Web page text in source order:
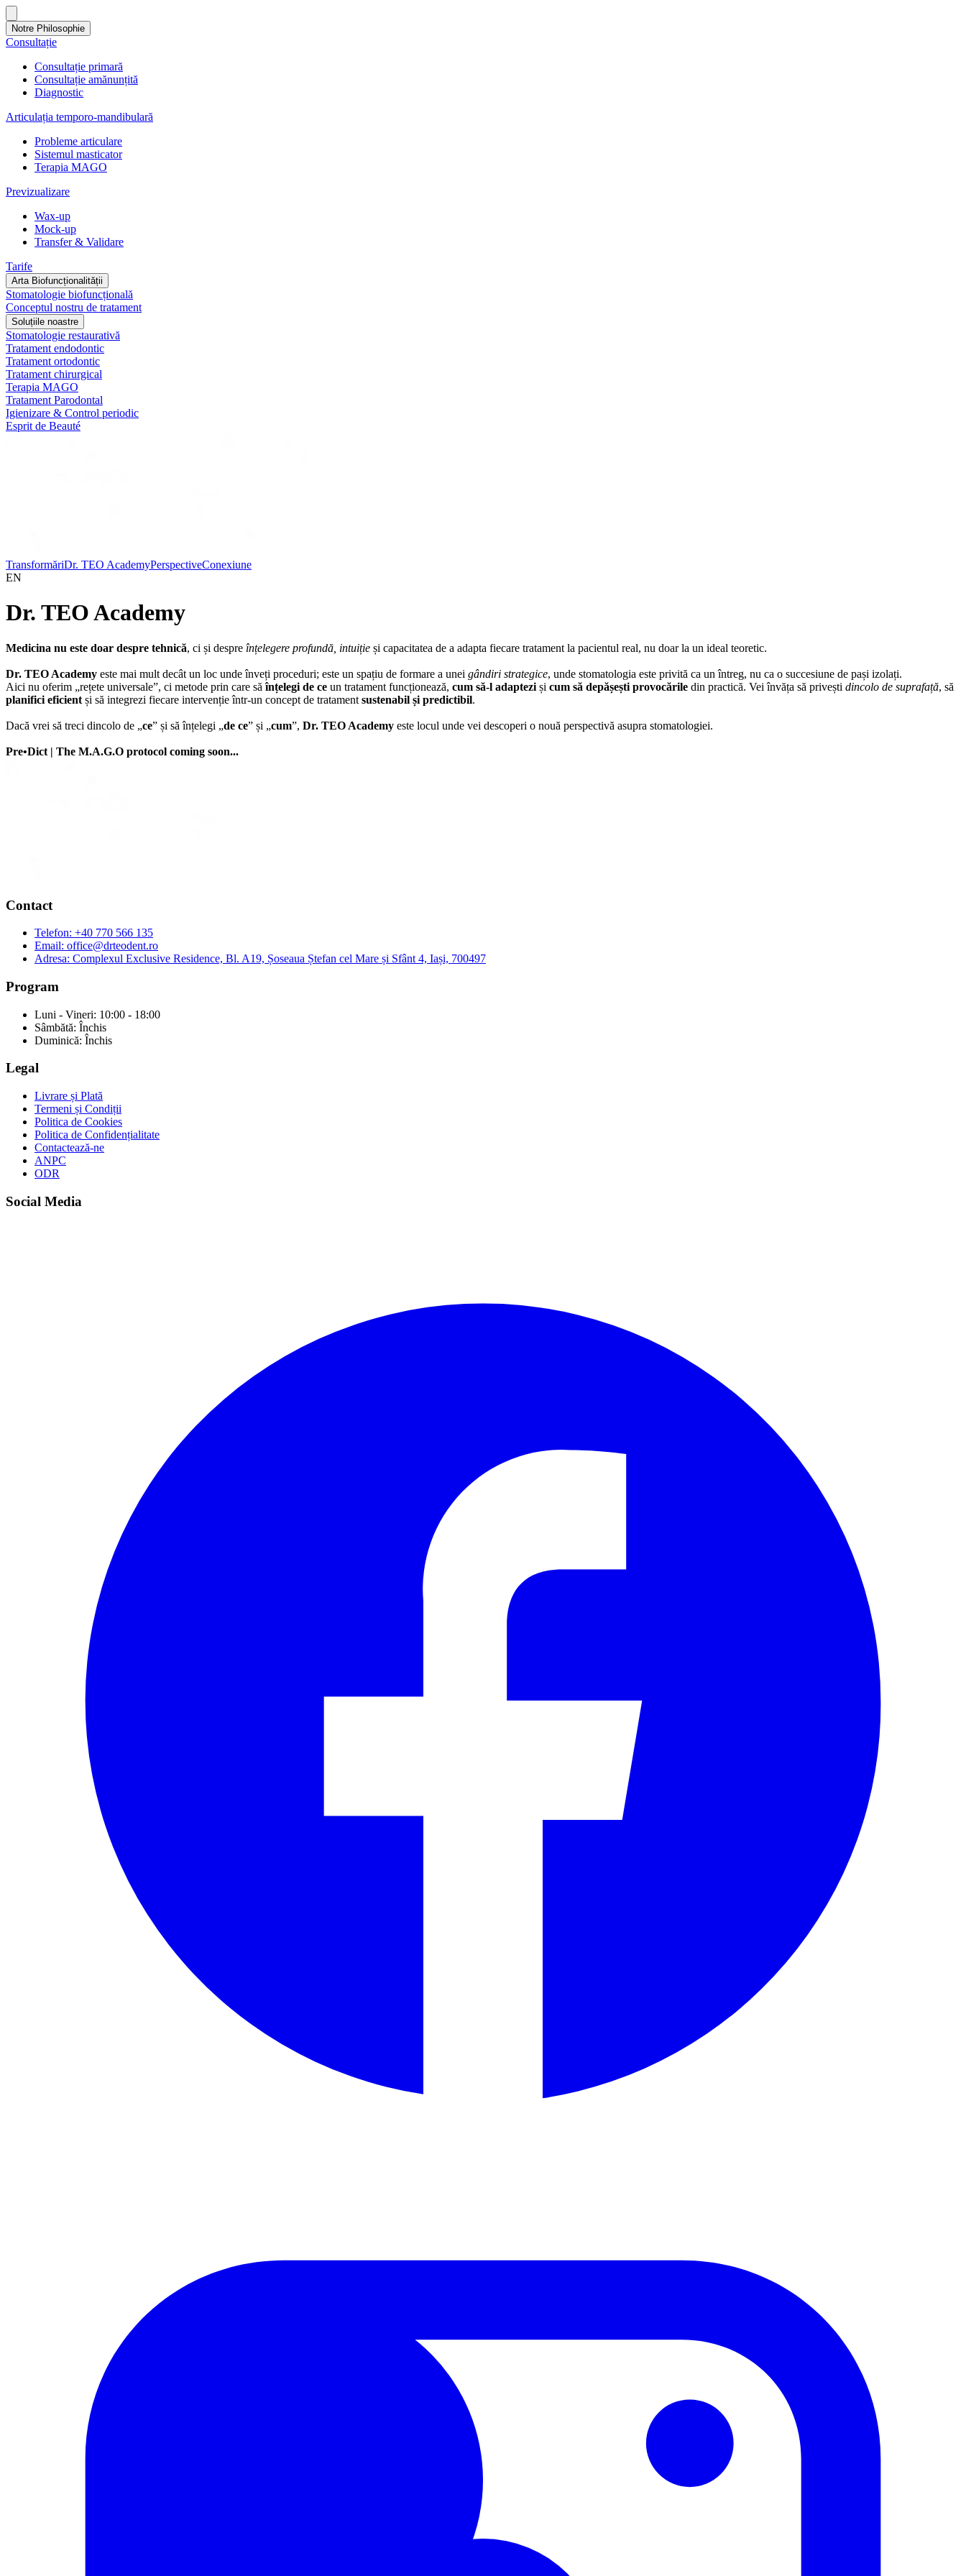
Notre Philosophie
Consultație
Consultație primară
Consultație amănunțită
Diagnostic
Articulația temporo-mandibulară
Probleme articulare
Sistemul masticator
Terapia MAGO
Previzualizare
Wax-up
Mock-up
Transfer & Validare
Tarife
Arta Biofuncționalității
Stomatologie biofuncțională
Conceptul nostru de tratament
Soluțiile noastre
Stomatologie restaurativă
Tratament endodontic
Tratament ortodontic
Tratament chirurgical
Terapia MAGO
Tratament Parodontal
Igienizare & Control periodic
Esprit de Beauté
TransformăriDr. TEO AcademyPerspectiveConexiune
EN
Dr. TEO Academy
Medicina nu este doar despre tehnică, ci și despre înțelegere profundă, intuiție și capacitatea de a adapta fiecare tratament la pacientul real, nu doar la un ideal teoretic.
Dr. TEO Academy este mai mult decât un loc unde înveți proceduri; este un spațiu de formare a unei gândiri strategice, unde stomatologia este privită ca un întreg, nu ca o succesiune de pași izolați.
Aici nu oferim „rețete universale”, ci metode prin care săînțelegi de ce un tratament funcționează, cum să-l adaptezi și cum să depășești provocările din practică. Vei învăța să privești dincolo de suprafață, să
planifici eficient și să integrezi fiecare intervenție într-un concept de tratament sustenabil și predictibil.
Dacă vrei să treci dincolo de „ce” și să înțelegi „de ce” și „cum”, Dr. TEO Academy este locul unde vei descoperi o nouă perspectivă asupra stomatologiei.
Pre•Dict | The M.A.G.O protocol coming soon...
Contact
Telefon: +40 770 566 135
Email: office@drteodent.ro
Adresa: Complexul Exclusive Residence, Bl. A19, Șoseaua Ștefan cel Mare și Sfânt 4, Iași, 700497
Program
Luni - Vineri: 10:00 - 18:00
Sâmbătă: Închis
Duminică: Închis
Legal
Livrare și Plată
Termeni și Condiții
Politica de Cookies
Politica de Confidențialitate
Contactează-ne
ANPC
ODR
Social Media